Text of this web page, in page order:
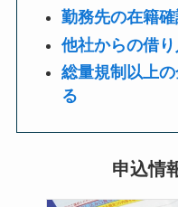
勤務先の在籍
他社からの借
総量規制以上
る
申込情